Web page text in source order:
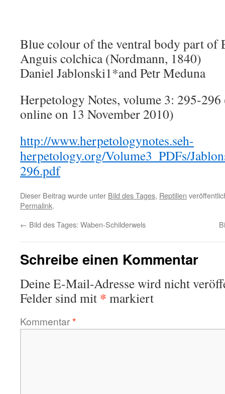
Blue colour of the ventral body part of
Anguis colchica (Nordmann, 1840)
Daniel Jablonski1*and Petr Meduna
Herpetology Notes, volume 3: 295-
online on 13 November 2010)
http://www.herpetologynotes.seh-
herpetology.org/Volume3_PDFs/
296.pdf
Dieser Beitrag wurde unter Bild des Tages, Reptilien
Permalink.
← Bild des Tages: Waben-Schilderwels
Schreibe einen Kommentar
Deine E-Mail-Adresse wird nicht
Felder sind mit * markiert
Kommentar*